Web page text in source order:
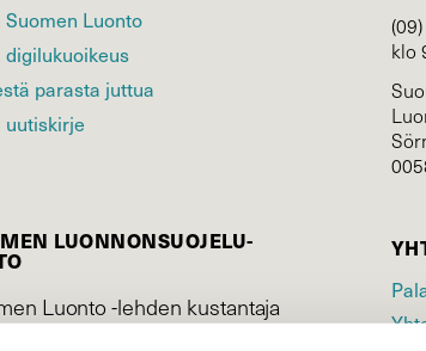
Luonto
digilukuoikeus
parasta juttua
uutiskirje
LUONNON­SUOJELU­
Luonto -lehden kustantaja
klo